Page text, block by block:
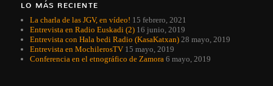
LO MÁS RECIENTE
La charla de las JGV, en vídeo! 15 febrero, 2021
Entrevista en Radio Euskadi (2) 16 junio, 2019
Entrevista con Hala bedi Radio (KasaKatxan) 28 mayo, 2019
Entrevista en MochilerosTV 15 mayo, 2019
Conferencia en el etnográfico de Zamora 6 mayo, 2019